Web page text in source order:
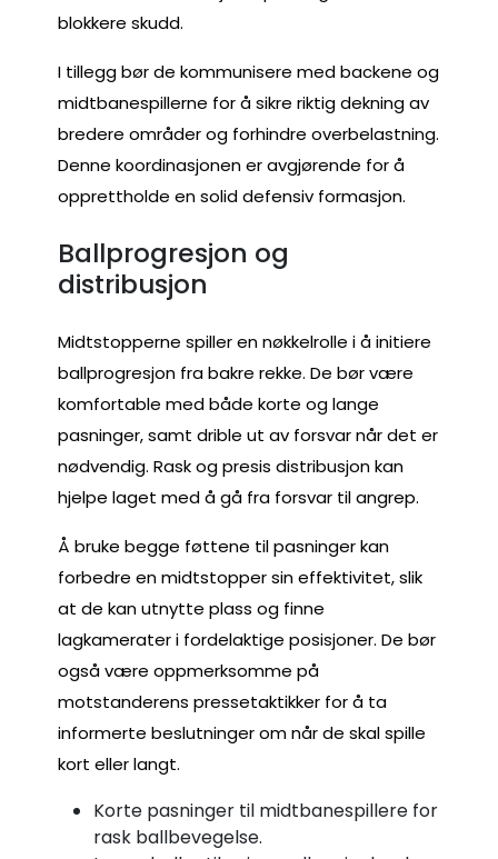
blokkere skudd.
I tillegg bør de kommunisere med backene og
midtbanespillerne for å sikre riktig dekning av
bredere områder og forhindre overbelastning.
Denne koordinasjonen er avgjørende for å
opprettholde en solid defensiv formasjon.
Ballprogresjon og
distribusjon
Midtstopperne spiller en nøkkelrolle i å initiere
ballprogresjon fra bakre rekke. De bør være
komfortable med både korte og lange
pasninger, samt drible ut av forsvar når det er
nødvendig. Rask og presis distribusjon kan
hjelpe laget med å gå fra forsvar til angrep.
Å bruke begge føttene til pasninger kan
forbedre en midtstopper sin effektivitet, slik
at de kan utnytte plass og finne
lagkamerater i fordelaktige posisjoner. De bør
også være oppmerksomme på
motstanderens pressetaktikker for å ta
informerte beslutninger om når de skal spille
kort eller langt.
Korte pasninger til midtbanespillere for
rask ballbevegelse.